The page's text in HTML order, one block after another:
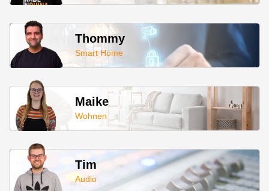
Thommy
Smart Home
Maike
Wohnen
Tim
Audio